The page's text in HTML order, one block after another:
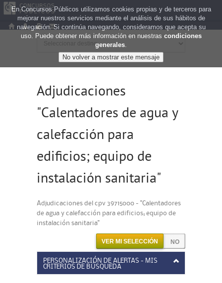
Adjudicaciones
"Calentadores de agua y
calefacción para
edificios; equipo de
instalación sanitaria"
Adjudicaciones del cpv 39715000 - "Calentadores
de agua y calefacción para edificios; equipo de
instalación sanitaria"
VER MI SELECCIÓN
PERSONALIZACIÓN DE ALERTAS - MIS
CRITERIOS DE BÚSQUEDA
En Concursos Públicos utilizamos cookies propias y de terceros para
mejorar nuestros servicios mediante el análisis de sus hábitos de
navegación. Si continúa navegando, consideramos que acepta su
uso. Puede obtener más información en nuestras condiciones
generales.